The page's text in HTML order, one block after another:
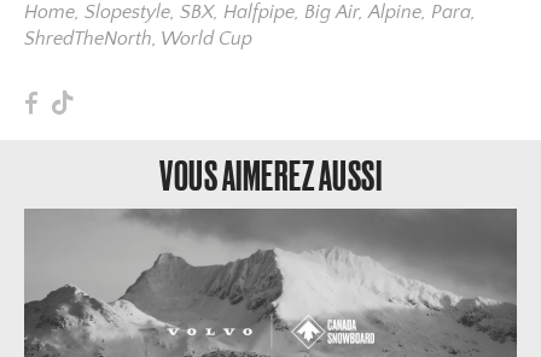
Home,Slopestyle,SBX,Halfpipe, Big Air,Alpine,Para,
ShredTheNorth, World Cup
F T
VOUS AIMEREZ AUSSI